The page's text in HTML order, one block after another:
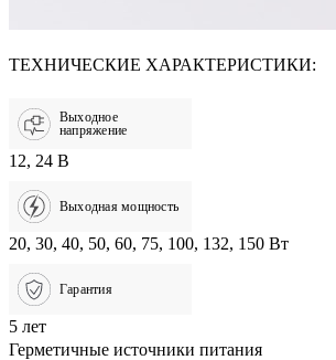
ТЕХНИЧЕСКИЕ ХАРАКТЕРИСТИКИ:
Выходное
напряжение
12, 24 В
Выходная мощность
20, 30, 40, 50, 60, 75, 100, 132, 150 Вт
Гарантия
5 лет
Герметичные источники питания